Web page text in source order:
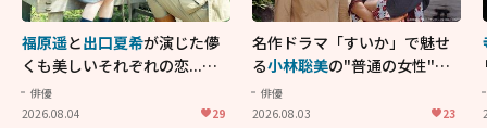
福原遥と出口夏希が演じた儚
くも美しいそれぞれの恋...生
きることの尊さを教えてくれ
た映画「あの花が咲く丘で、
俳優
2026.08.04
29
名作ドラマ「すいか」で魅せ
る小林聡美の"普通の女性"が
大人に刺さる...映画「かもめ
食堂」にも通じる静かな芝居
俳優
2026.08.03
23